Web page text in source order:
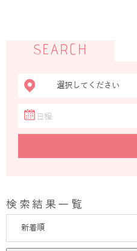
SEARCH
検索結果一覧